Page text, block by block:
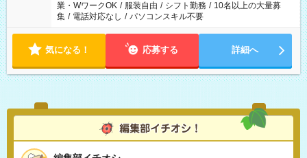
業・WワークOK / 服装自由 / シフト勤務 / 10名以上の大量募
集 / 電話対応なし / パソコンスキル不要
気になる！ 応募する 詳細へ